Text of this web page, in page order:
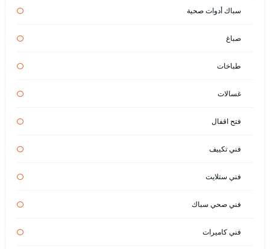
سباك أدوات صحية
صباغ
طباخات
غسالات
فتح اقفال
فني تكييف
فني ستلايت
فني صحي سباك
فني كاميرات